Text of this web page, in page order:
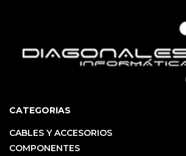
CATEGORIAS
CABLES Y ACCESORIOS
COMPONENTES